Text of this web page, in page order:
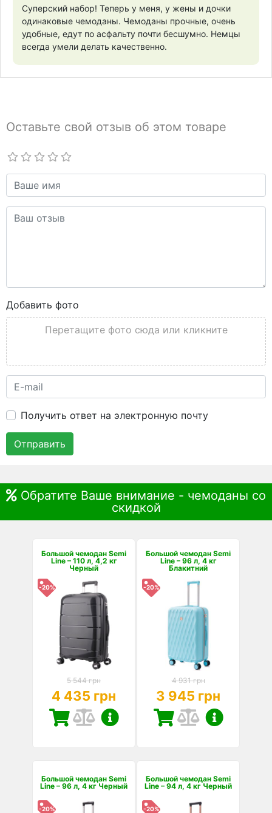
Суперский набор! Теперь у меня, у жены и дочки
одинаковые чемоданы. Чемоданы прочные, очень
удобные, едут по асфальту почти бесшумно. Немцы
всегда умели делать качественно.
Оставьте свой отзыв об этом товаре
Добавить фото
Перетащите фото сюда или кликните
Получить ответ на электронную почту
Отправить
Обратите Ваше внимание - чемоданы со
скидкой
Большой чемодан Semi
Line – 110 л, 4,2 кг
Черный
-20%
5 544 грн
4 435 грн
Большой чемодан Semi
Line – 96 л, 4 кг
Блакитний
-20%
4 931 грн
3 945 грн
Большой чемодан Semi
Line – 96 л, 4 кг Черный
-20%
Большой чемодан Semi
Line – 94 л, 4 кг Черный
-20%